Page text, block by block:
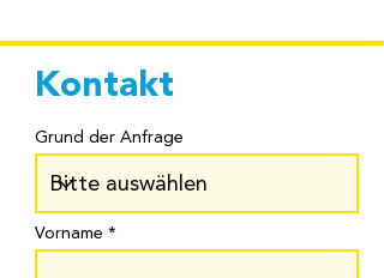
Kontakt
Grund der Anfrage
Vorname